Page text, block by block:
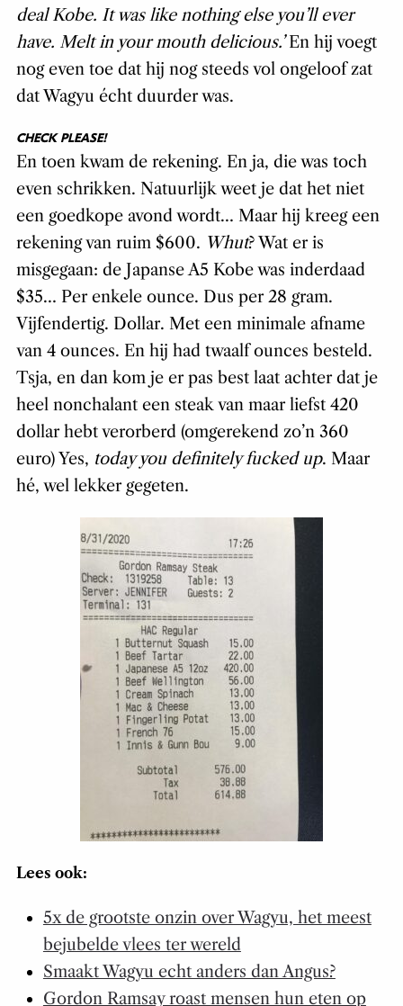
deal Kobe. It was like nothing else you’ll ever
have. Melt in your mouth delicious.’En hij voegt
nog even toe dat hij nog steeds vol ongeloof zat
dat Wagyu écht duurder was.
CHECK PLEASE!
En toen kwam de rekening. En ja, die was toch
even schrikken. Natuurlijk weet je dat het niet
een goedkope avond wordt… Maar hij kreeg een
rekening van ruim $600. Whut? Wat er is
misgegaan: de Japanse A5 Kobe was inderdaad
$35… Per enkele ounce. Dus per 28 gram.
Vijfendertig. Dollar. Met een minimale afname
van 4 ounces. En hij had twaalf ounces besteld.
Tsja, en dan kom je er pas best laat achter dat je
heel nonchalant een steak van maar liefst 420
dollar hebt verorberd (omgerekend zo’n 360
euro) Yes, today you definitely fucked up. Maar
hé, wel lekker gegeten.
Lees ook:
5x de grootste onzin over Wagyu, het meest
bejubelde vlees ter wereld
Smaakt Wagyu echt anders dan Angus?
Gordon Ramsay roast mensen hun eten op